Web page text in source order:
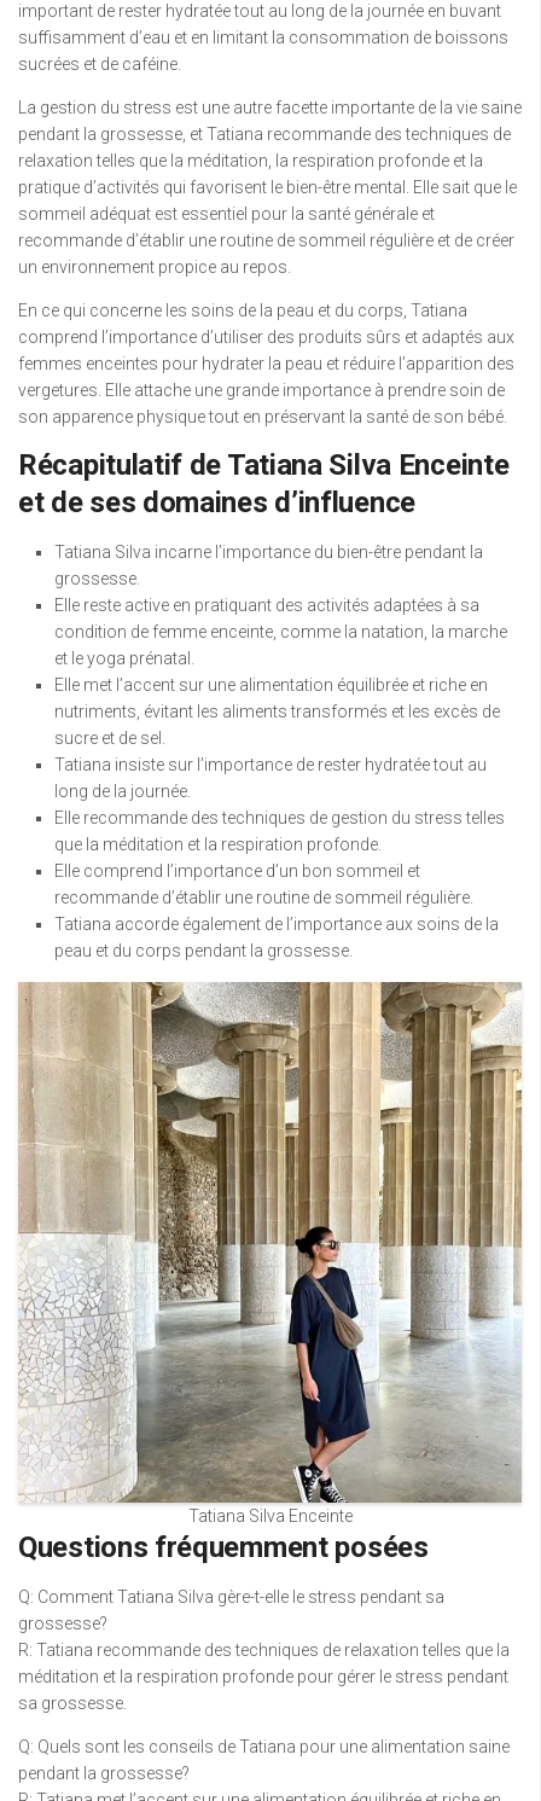
important de rester hydratée tout au long de la journée en buvant
suffisamment d’eau et en limitant la consommation de boissons
sucrées et de caféine.
La gestion du stress est une autre facette importante de la vie saine
pendant la grossesse, et Tatiana recommande des techniques de
relaxation telles que la méditation, la respiration profonde et la
pratique d’activités qui favorisent le bien-être mental. Elle sait que le
sommeil adéquat est essentiel pour la santé générale et
recommande d’établir une routine de sommeil régulière et de créer
un environnement propice au repos.
En ce qui concerne les soins de la peau et du corps, Tatiana
comprend l’importance d’utiliser des produits sûrs et adaptés aux
femmes enceintes pour hydrater la peau et réduire l’apparition des
vergetures. Elle attache une grande importance à prendre soin de
son apparence physique tout en préservant la santé de son bébé.
Récapitulatif de Tatiana Silva Enceinte
et de ses domaines d’influence
Tatiana Silva incarne l’importance du bien-être pendant la
grossesse.
Elle reste active en pratiquant des activités adaptées à sa
condition de femme enceinte, comme la natation, la marche
et le yoga prénatal.
Elle met l’accent sur une alimentation équilibrée et riche en
nutriments, évitant les aliments transformés et les excès de
sucre et de sel.
Tatiana insiste sur l’importance de rester hydratée tout au
long de la journée.
Elle recommande des techniques de gestion du stress telles
que la méditation et la respiration profonde.
Elle comprend l’importance d’un bon sommeil et
recommande d’établir une routine de sommeil régulière.
Tatiana accorde également de l’importance aux soins de la
peau et du corps pendant la grossesse.
Tatiana Silva Enceinte
Questions fréquemment posées
Q: Comment Tatiana Silva gère-t-elle le stress pendant sa
grossesse?
R: Tatiana recommande des techniques de relaxation telles que la
méditation et la respiration profonde pour gérer le stress pendant
sa grossesse.
Q: Quels sont les conseils de Tatiana pour une alimentation saine
pendant la grossesse?